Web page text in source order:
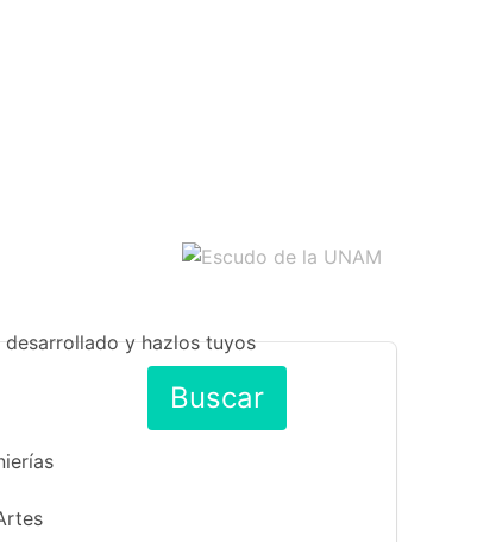
y hazlos tuyos
Buscar